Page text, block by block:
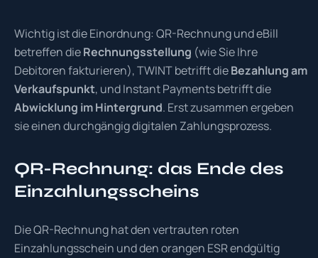
Wichtig ist die Einordnung: QR-Rechnung und eBill
betreffen dieRechnungsstellung (wie Sie Ihre
Debitoren fakturieren), TWINT betrifft dieBezahlung am
Verkaufspunkt, und Instant Payments betrifft die
Abwicklung im Hintergrund. Erst zusammen ergeben
sie einen durchgängig digitalen Zahlungsprozess.
QR-Rechnung: das Ende des
Einzahlungsscheins
Die QR-Rechnung hat den vertrauten roten
Einzahlungsschein und den orangen ESR endgültig